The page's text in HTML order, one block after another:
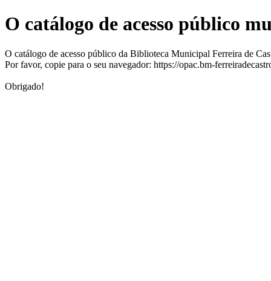
O catálogo de acesso público
O catálogo de acesso público da Biblioteca Municipal Ferreira de
Por favor, copie para o seu navegador: https://opac.bm-
Obrigado!